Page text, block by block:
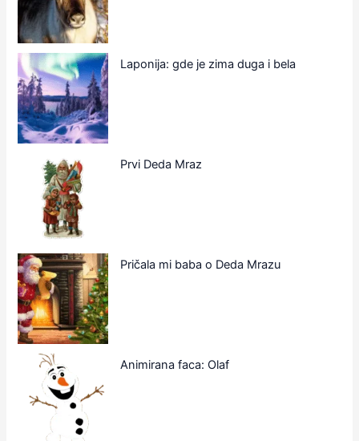
Laponija: gde je zima duga i bela
Prvi Deda Mraz
Pričala mi baba o Deda Mrazu
Animirana faca: Olaf